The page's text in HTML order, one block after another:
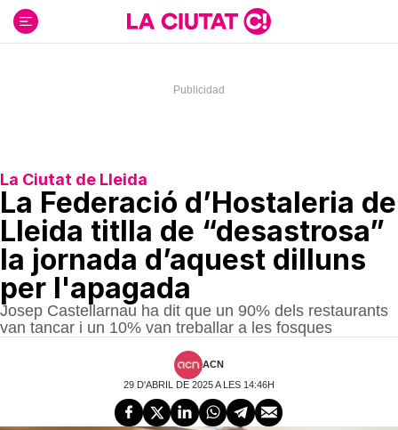
contenido
La Ciutat de Lleida
La Federació d’Hostaleria de
Lleida titlla de “desastrosa”
la jornada d’aquest dilluns
per l'apagada
Josep Castellarnau ha dit que un 90% dels restaurants
van tancar i un 10% van treballar a les fosques
ACN
29 D'ABRIL DE 2025 A LES 14:46H